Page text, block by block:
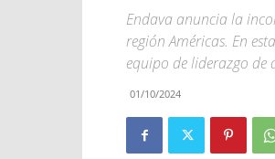
Endava anuncia la
región Américas. En
equipo de liderazgo de
01/10/2024